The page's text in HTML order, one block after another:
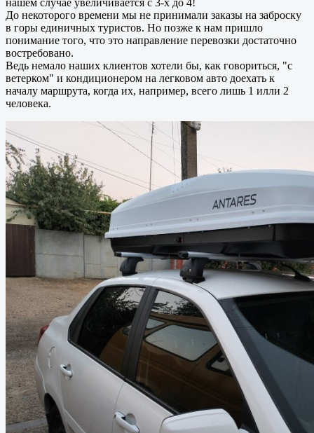
нашем случае увеличивается с 3-х до 4!
До некоторого времени мы не принимали заказы на заброску
в горы единичных туристов. Но позже к нам пришло
понимание того, что это направление перевозки достаточно
востребовано.
Ведь немало наших клиентов хотели бы, как говориться, "с
ветерком" и кондиционером на легковом авто доехать к
началу маршрута, когда их, например, всего лишь 1 илли 2
человека.